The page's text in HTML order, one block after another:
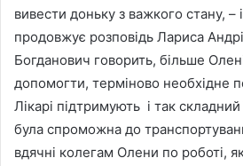
вивести доньку з важкого стану, –
продовжує розповідь Лариса
Богданович говорить, більше
допомогти, терміново необхідне
Лікарі підтримують і так
була спроможна до
вдячні колегам Олени по роботі,